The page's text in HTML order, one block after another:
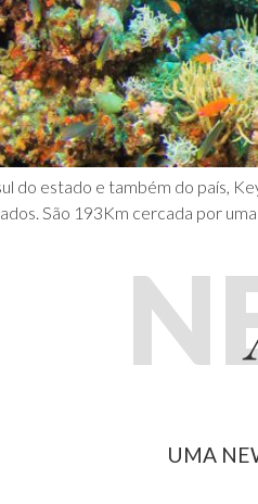
do estado e também do país,
São 193Km cercada por
UMA